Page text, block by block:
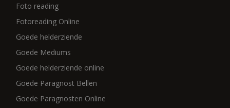
Foto reading
Fotoreading Online
Goede helderziende
Goede Mediums
Goede helderziende online
Goede Paragnost Bellen
Goede Paragnosten Online